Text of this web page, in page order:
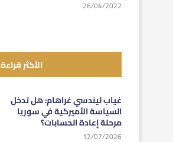
26/04/2022
الأكثر قراءة
غياب ليندسي غراهام: هل تدخل
السياسة الأميركية في سوريا
مرحلة إعادة الحسابات؟
12/07/2026